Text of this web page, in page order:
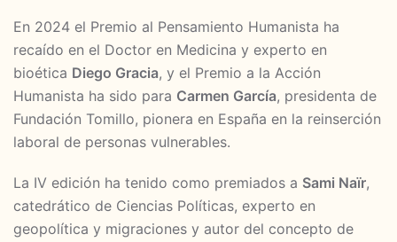
En 2024 el Premio al Pensamiento Humanista ha
recaído en el Doctor en Medicina y experto en
bioética Diego Gracia, y el Premio a la Acción
Humanista ha sido para Carmen García, presidenta de
Fundación Tomillo, pionera en España en la reinserción
laboral de personas vulnerables.
La IV edición ha tenido como premiados a Sami Naïr,
catedrático de Ciencias Políticas, experto en
geopolítica y migraciones y autor del concepto de